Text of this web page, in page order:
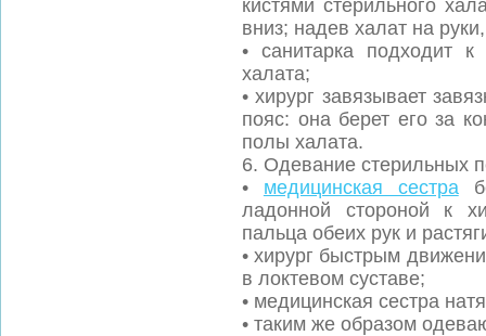
кистями стерильного
вниз; надев халат на
• санитарка подходит к
халата;
• хирург завязывает
пояс: она берет его за
полы халата.
6. Одевание стерильных
• медицинская сестра
ладонной стороной к
пальца обеих рук и
• хирург быстрым
в локтевом суставе;
• медицинская сестра
• таким же образом